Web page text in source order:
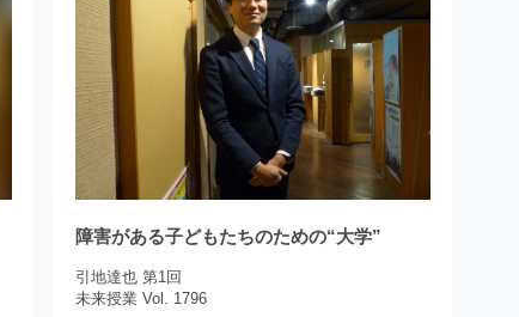
障害がある子どもたちのための“大学”
引地達也 第1回
未来授業 Vol. 1796